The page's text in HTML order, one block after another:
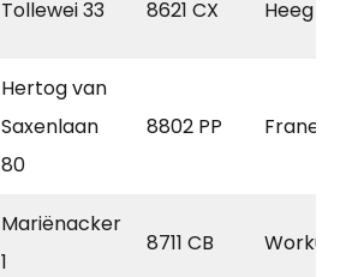
Tollewei 33 8621 CX Heeg
Hertog van
Saxenlaan
80
8802 PP Franeker
Mariënacker
1
8711 CB Workum